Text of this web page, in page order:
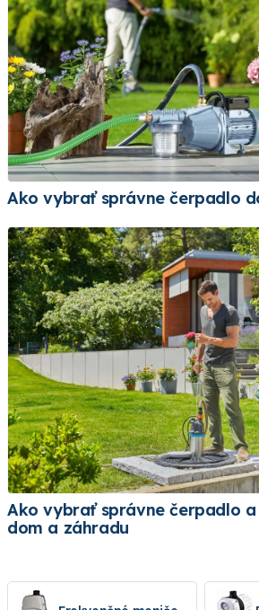
Ako vybrať správne čerpadlo
Ako vybrať správne čerpadlo
dom a záhradu